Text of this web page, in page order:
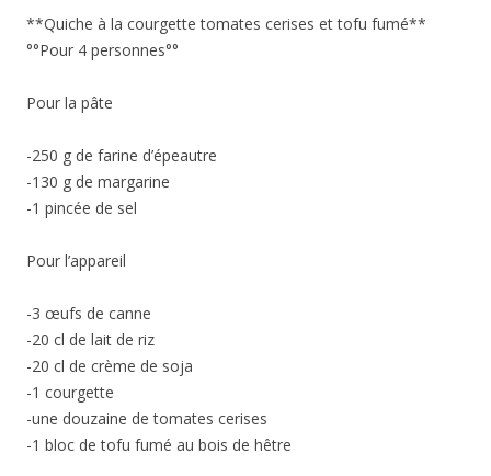
**Quiche à la courgette tomates cerises et tofu fumé**
°°Pour 4 personnes°°
Pour la pâte
-250 g de farine d’épeautre
-130 g de margarine
-1 pincée de sel
Pour l’appareil
-3 œufs de canne
-20 cl de lait de riz
-20 cl de crème de soja
-1 courgette
-une douzaine de tomates cerises
-1 bloc de tofu fumé au bois de hêtre